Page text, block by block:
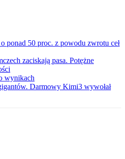
ponad 50 proc. z powodu zwrotu ceł
zaciskają pasa. Potężne
wynikach
Darmowy Kimi3 wywołał